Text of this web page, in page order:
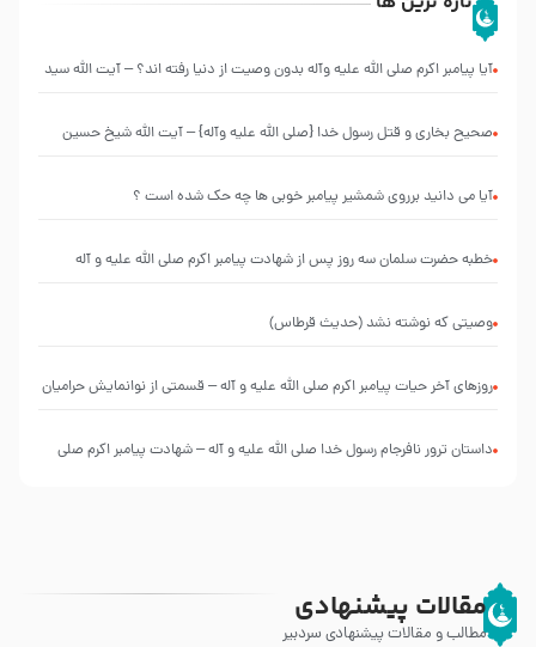
آیا پیامبر اکرم صلی الله علیه وآله بدون وصیت از دنیا رفته ‌اند؟ – آیت الله سید
صحیح بخاری و قتل رسول‌ خدا {صلی ‌الله علیه‌ وآله} – آیت الله شیخ حسین
آیا می دانید برروی شمشیر پیامبر خوبی ها چه حک شده است ؟
خطبه حضرت سلمان سه روز پس از شهادت پیامبر اکرم صلی الله علیه و آله
وصیتی که نوشته نشد (حدیث قرطاس)
روزهای آخر حیات پیامبر اکرم صلی الله علیه و آله – قسمتی از نوانمایش حرامیان
‌‌‌‌‌‌‌داستان ترور نافرجام رسول خدا صلی الله علیه و آله – شهادت پیامبر اکرم صلی
مقالات پیشنهادی
مطالب و مقالات پیشنهادی سردبیر